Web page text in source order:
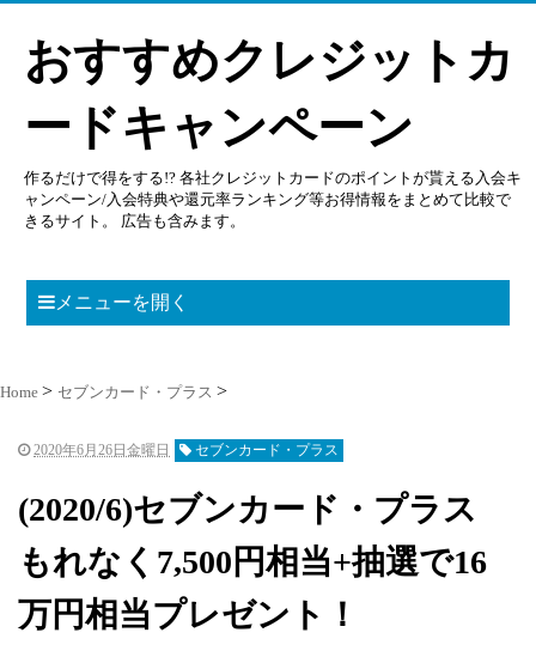
おすすめクレジットカ
ードキャンペーン
作るだけで得をする!? 各社クレジットカードのポイントが貰える入会キ
ャンペーン/入会特典や還元率ランキング等お得情報をまとめて比較で
きるサイト。 広告も含みます。
メニューを開く
Home セブンカード・プラス
2020年6月26日金曜日 セブンカード・プラス
(2020/6)セブンカード・プラス
もれなく7,500円相当+抽選で16
万円相当プレゼント！